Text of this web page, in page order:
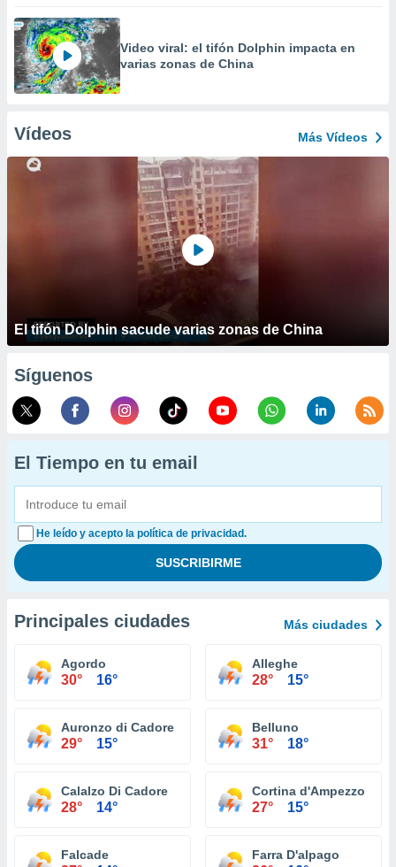
Video viral: el tifón Dolphin impacta en
varias zonas de China
Vídeos Más Vídeos
El tifón Dolphin sacude varias zonas de China
Síguenos
El Tiempo en tu email
He leído y acepto la política de privacidad.
Principales ciudades Más ciudades
Agordo
30° 16°
Alleghe
28° 15°
Auronzo di Cadore
29° 15°
Belluno
31° 18°
Calalzo Di Cadore
28° 14°
Cortina d'Ampezzo
27° 15°
Falcade Farra D'alpago